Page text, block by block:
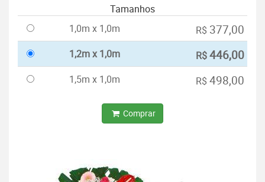
Tamanhos
1,0m x 1,0m
R$ 377,00
1,2m x 1,0m R$446,00
1,5m x 1,0m R$ 498,00
Comprar